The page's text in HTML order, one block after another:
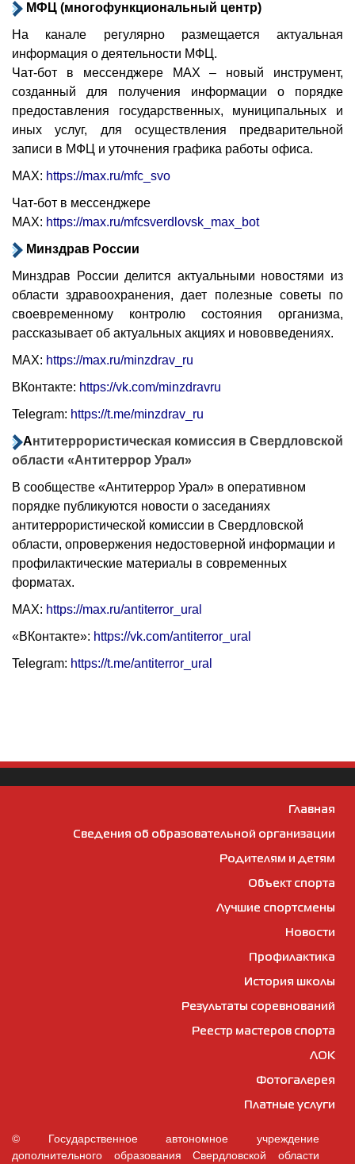
МФЦ (многофункциональный центр)
На канале регулярно размещается актуальная
информация о деятельности МФЦ.
Чат-бот в мессенджере МАХ – новый инструмент,
созданный для получения информации о порядке
предоставления государственных, муниципальных и
иных услуг, для осуществления предварительной
записи в МФЦ и уточнения графика работы офиса.
МАХ: https://max.ru/mfc_svo
Чат-бот в мессенджере
МАХ: https://max.ru/mfcsverdlovsk_max_bot
Минздрав России
Минздрав России делится актуальными новостями из
области здравоохранения, дает полезные советы по
своевременному контролю состояния организма,
рассказывает об актуальных акциях и нововведениях.
MAX: https://max.ru/minzdrav_ru
ВКонтакте: https://vk.com/minzdravru
Telegram: https://t.me/minzdrav_ru
Антитеррористическая комиссия в Свердловской
области «Антитеррор Урал»
В сообществе «Антитеррор Урал» в оперативном
порядке публикуются новости о заседаниях
антитеррористической комиссии в Свердловской
области, опровержения недостоверной информации и
профилактические материалы в современных
форматах.
МАХ: https://max.ru/antiterror_ural
«ВКонтакте»: https://vk.com/antiterror_ural
Telegram: https://t.me/antiterror_ural
Главная
Сведения об образовательной организации
Родителям и детям
Объект спорта
Лучшие спортсмены
Новости
Профилактика
История школы
Результаты соревнований
Реестр мастеров спорта
ЛОК
Фотогалерея
Платные услуги
© Государственное автономное учреждение
дополнительного образования Свердловской области